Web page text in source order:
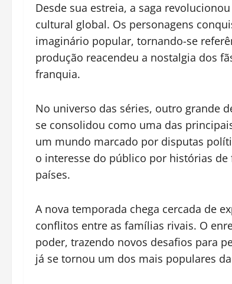
Desde sua estreia, a saga
cultural global. Os personagens
imaginário popular, tornando-se
produção reacendeu a nostalgia dos
franquia.
No universo das séries, outro grande
se consolidou como uma das
um mundo marcado por disputas
o interesse do público por histórias
países.
A nova temporada chega cercada de
conflitos entre as famílias rivais. O
poder, trazendo novos desafios para
já se tornou um dos mais populares